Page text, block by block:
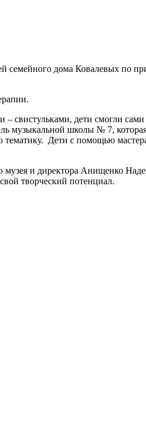
семейного дома Ковалевых по
дети смогли сами
музыкальной школы № 7,
Дети с помощью
и директора Анищенко
творческий потенциал.